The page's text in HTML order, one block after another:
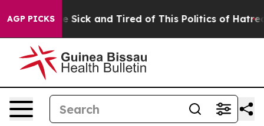
AGP PICKS
Are Sick and Tired of This Politics of Hatred”